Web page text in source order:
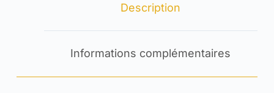
Description
Informations complémentaires